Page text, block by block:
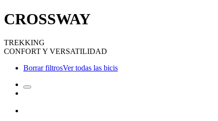
CROSSWAY
TREKKING
CONFORT Y VERSATILIDAD
Borrar filtrosVer todas las bicis